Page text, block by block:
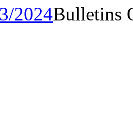
Saison 2023/